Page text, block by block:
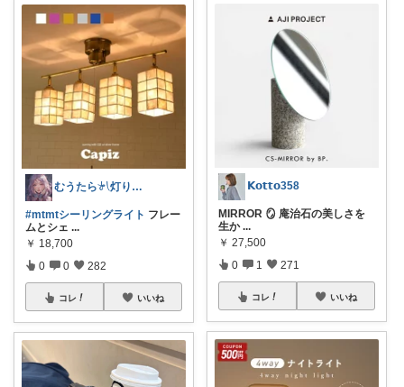
むうたら𓍯灯りとインテリア
#mtmtシーリングライト フレー
ムとシェ ...
￥ 18,700
0 0 282
コレ いいね
𝗞𝗼𝘁𝘁𝗼358
MIRROR 🪞 庵治石の美しさを
生か ...
￥ 27,500
0 1 271
コレ いいね